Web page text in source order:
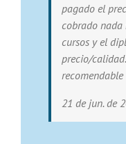
pagado el
cobrado nada
cursos y el
precio/
recomendable
21 de jun. de